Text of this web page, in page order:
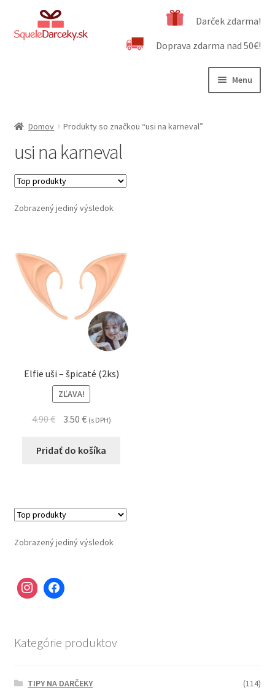
Preskočiť
na
Preskočiť
na
Darček zdarma!
Doprava zdarma nad 50€!
Menu
Dôležité informácie
Obchodné podmienky
Kontakt
Domov Produkty so značkou “usi na karneval”
usi na karneval
Zobrazený jediný výsledok
Elfie uši – špicaté (2ks)
ZĽAVA!
4.90€ 3.50 € (s DPH)
Pridať do košíka
Zobrazený jediný výsledok
Kategórie produktov
TIPY NA DARČEKY
(114)